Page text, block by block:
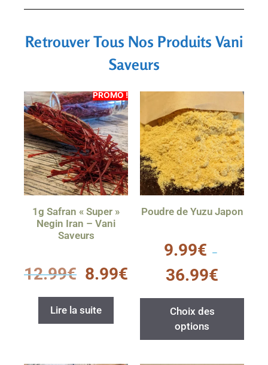
Retrouver Tous Nos Produits Vani
Saveurs
PROMO !
1g Safran « Super »
Negin Iran – Vani
Saveurs
s
u
5
12.99€ 8.99€
Lire la suite
Poudre de Yuzu Japon
s
u
5
9.99€ –
36.99€
Choix des
options